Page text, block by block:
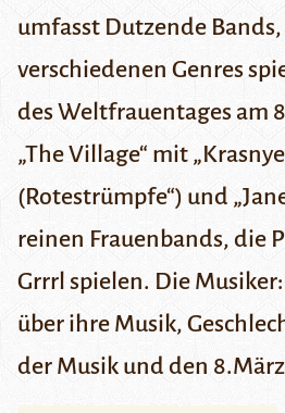
umfasst Dutzende
verschiedenen Genres
des Weltfrauentages am
„The Village“ mit
(Rotestrümpfe“) und
reinen Frauenbands, die
Grrrl spielen. Die
über ihre Musik,
der Musik und den